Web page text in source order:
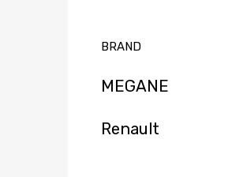
BRAND
MEGANE
Renault